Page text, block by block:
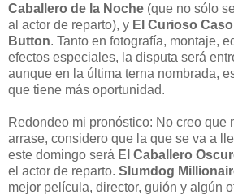
Caballero de la Noche (que no sólo
al actor de reparto), y El Curioso
Button. Tanto en fotografía, montaje,
efectos especiales, la disputa será
aunque en la última terna nombrada,
que tiene más oportunidad.
Redondeo mi pronóstico: No creo que
arrase, considero que la que se va a
este domingo será El Caballero
el actor de reparto. Slumdog
mejor película, director, guión y algún